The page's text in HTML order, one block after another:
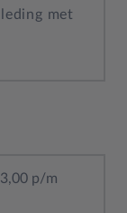
met
€ 13,00 p/m